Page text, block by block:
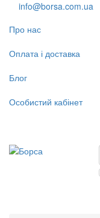
info@borsa.com.ua
Про нас
Оплата і доставка
Блог
Особистий кабінет